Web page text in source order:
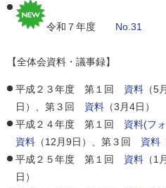
令和７年度 No.31
【全体会資料・議事録】
平成２３年度 第１回 資料 （
日）、第３回 資料 （3月4日）
平成２４年度 第１回 資料(フ
資料 （12月9日）、第３回 資料
平成２５年度 第１回 資料 （
日）